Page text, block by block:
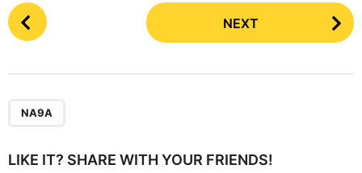
P
o
i
NEXT
NA9A
LIKE IT? SHARE WITH YOUR FRIENDS!